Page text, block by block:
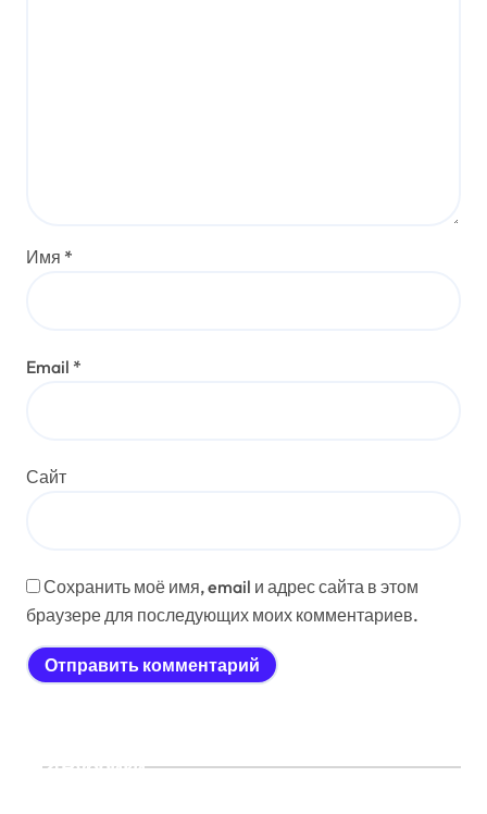
Имя *
Email *
Сайт
Сохранить моё имя, email и адрес сайта в этом
браузере для последующих моих комментариев.
Рубрики